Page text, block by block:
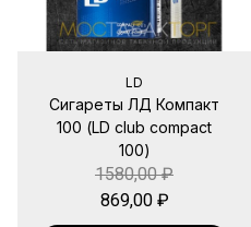
LD
Сигареты ЛД Компакт
100 (LD club compact
100)
1580,00₽
869,00 ₽